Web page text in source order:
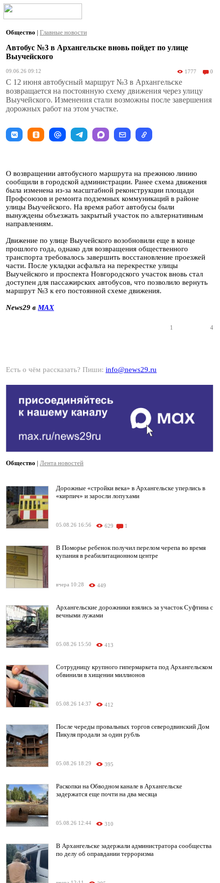
Общество | Главные новости
Автобус №3 в Архангельске вновь пойдет по улице
Выучейского
09.06.26 09:12 1777 0
С 12 июня автобусный маршрут №3 в Архангельске
возвращается на постоянную схему движения через улицу
Выучейского. Изменения стали возможны после завершения
дорожных работ на этом участке.
О возвращении автобусного маршрута на прежнюю линию
сообщили в городской администрации. Ранее схема движения
была изменена из-за масштабной реконструкции площади
Профсоюзов и ремонта подземных коммуникаций в районе
улицы Выучейского. На время работ автобусы были
вынуждены объезжать закрытый участок по альтернативным
направлениям.
Движение по улице Выучейского возобновили еще в конце
прошлого года, однако для возвращения общественного
транспорта требовалось завершить восстановление проезжей
части. После укладки асфальта на перекрестке улицы
Выучейского и проспекта Новгородского участок вновь стал
доступен для пассажирских автобусов, что позволило вернуть
маршрут №3 к его постоянной схеме движения.
News29 в MAX
1 4
Есть о чём рассказать? Пиши: info@news29.ru
Общество | Лента новостей
Дорожные «стройки века» в Архангельске уперлись в
«кирпич» и заросли лопухами
05.08.26 16:56 629 1
В Поморье ребенок получил перелом черепа во время
купания в реабилитационном центре
вчера 10:28 449
Архангельские дорожники взялись за участок Суфтина с
вечными лужами
05.08.26 15:50 413
Сотрудницу крупного гипермаркета под Архангельском
обвинили в хищении миллионов
05.08.26 14:37 412
После череды провальных торгов северодвинский Дом
Пикуля продали за один рубль
05.08.26 18:29 395
Раскопки на Обводном канале в Архангельске
задержатся еще почти на два месяца
05.08.26 12:44 310
В Архангельске задержали администратора сообщества
по делу об оправдании терроризма